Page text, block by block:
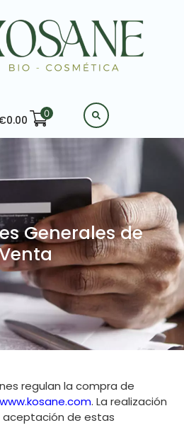
0.00 0
Generales de
regulan la compra de
www.kosane.com. La realización
aceptación de estas